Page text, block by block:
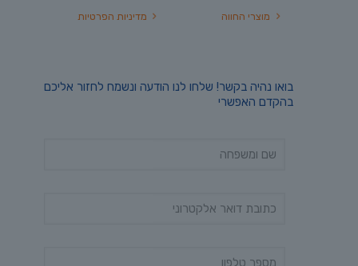
מדיניות הפרטיות
מוצרי החווה
בואו נהיה בקשר! שלחו לנו הודעה ונשמח לחזור אליכם
בהקדם האפשרי